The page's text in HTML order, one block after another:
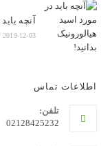
آنچه
2019-12-03
اطلاعات تماس
تلفن:
02128425232